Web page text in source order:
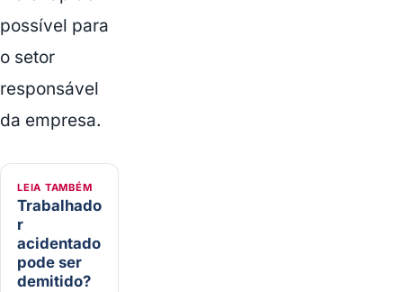
possível para
o setor
responsável
da empresa.
LEIA TAMBÉM
Trabalhado
r
acidentado
pode ser
demitido?